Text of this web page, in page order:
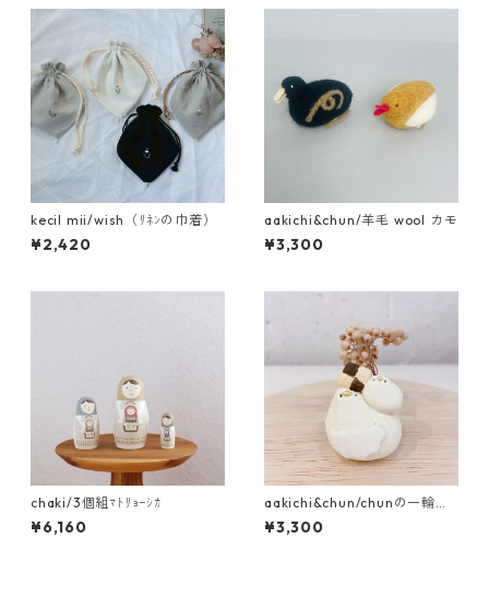
kecil mii/wish（ﾘﾈﾝの巾着）
¥2,420
aakichi&chun/羊毛 wool カモ
¥3,300
chaki/3個組ﾏﾄﾘｮｰｼｶ
¥6,160
aakichi&chun/chunの一輪挿
し ｸｯｷｰ
¥3,300